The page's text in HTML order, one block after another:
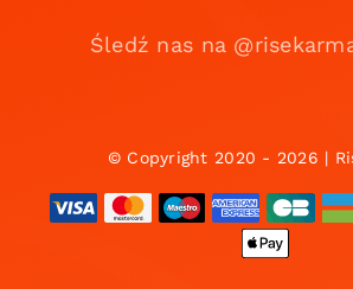
Śledź nas na
© Copyright 2020 - 2026 |